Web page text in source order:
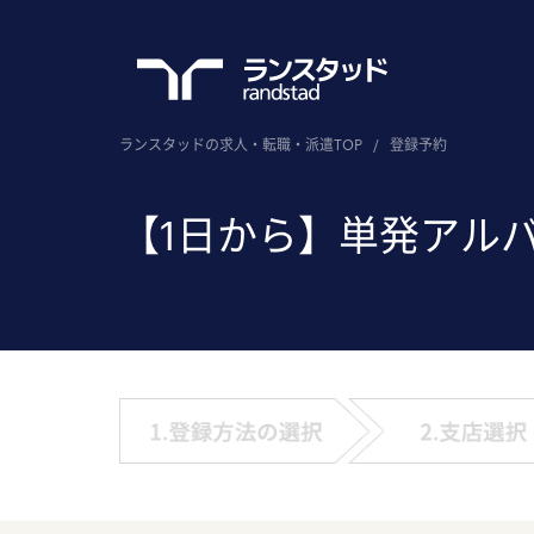
ランスタッドの求人・転職・派遣TOP / 登録予約
【1日から】単発アル